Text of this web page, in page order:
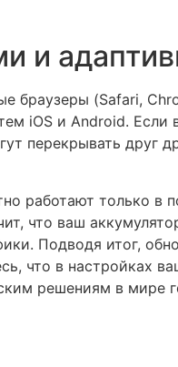
и
браузеры (Safari,
iOS и Android. Если
перекрывать друг
работают только в
что ваш
Подводя итог,
что в настройках
решениям в мире